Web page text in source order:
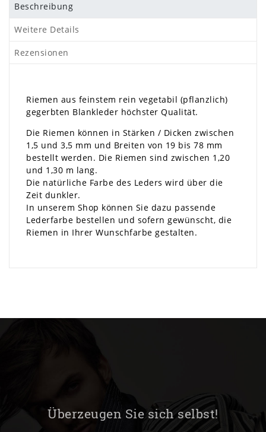
Beschreibung
Weitere Details
Rezensionen
Riemen aus feinstem rein vegetabil (pflanzlich)
gegerbten Blankleder höchster Qualität.
Die Riemen können in Stärken / Dicken zwischen
1,5 und 3,5 mm und Breiten von 19 bis 78 mm
bestellt werden. Die Riemen sind zwischen 1,20
und 1,30 m lang.
Die natürliche Farbe des Leders wird über die
Zeit dunkler.
In unserem Shop können Sie dazu passende
Lederfarbe bestellen und sofern gewünscht, die
Riemen in Ihrer Wunschfarbe gestalten.
Überzeugen Sie sich selbst!